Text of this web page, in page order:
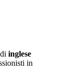
inglese
in